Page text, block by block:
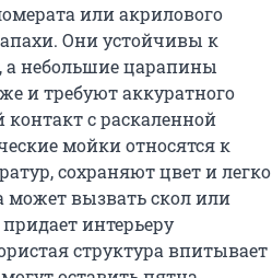
или акрилового
Они устойчивы к
небольшие царапины
и требуют аккуратного
с раскаленной
мойки относятся к
сохраняют цвет и легко
может вызвать скол или
интерьеру
структура впитывает